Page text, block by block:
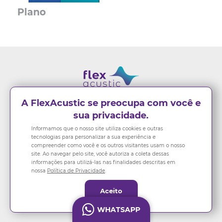
Plano
VENDAS:(11)2107.0496
(11) 2107.0499
vendas@flexacustic.com.br
© 2026 FlexAcustic – Todos os direitos reservados
Politica de Privacidade Meus Dados Pessoais
Desenvolvido por
Actwork – Agência de Marketing Digital
A FlexAcustic se preocupa com você e
sua privacidade.
Informamos que o nosso site utiliza cookies e outras
tecnologias para personalizar a sua experiência e
compreender como você e os outros visitantes usam o nosso
site. Ao navegar pelo site, você autoriza a coleta dessas
informações para utilizá-las nas finalidades descritas em
nossa Política de Privacidade.
Aceito
WHATSAPP